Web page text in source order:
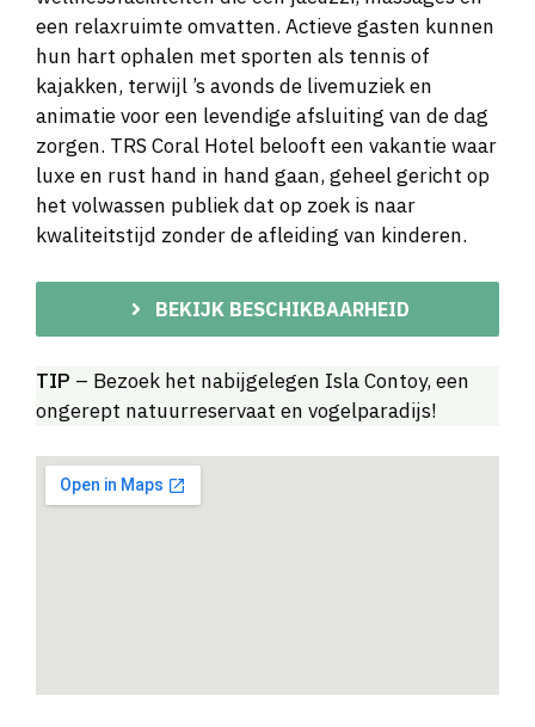
een relaxruimte omvatten. Actieve gasten kunnen
hun hart ophalen met sporten als tennis of
kajakken, terwijl ’s avonds de livemuziek en
animatie voor een levendige afsluiting van de dag
zorgen. TRS Coral Hotel belooft een vakantie waar
luxe en rust hand in hand gaan, geheel gericht op
het volwassen publiek dat op zoek is naar
kwaliteitstijd zonder de afleiding van kinderen.
BEKIJK BESCHIKBAARHEID
TIP – Bezoek het nabijgelegen Isla Contoy, een
ongerept natuurreservaat en vogelparadijs!